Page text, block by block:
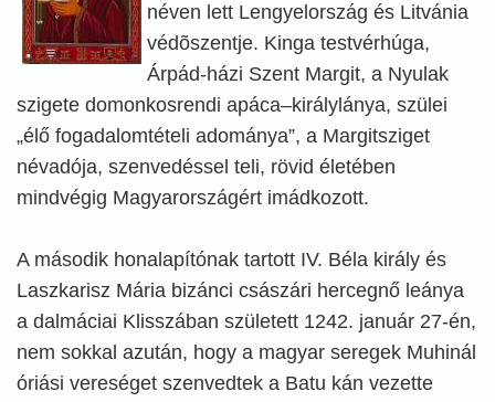
néven lett Lengyelország és Litvánia
védõszentje. Kinga testvérhúga,
Árpád-házi Szent Margit, a Nyulak
szigete domonkosrendi apáca–királylánya, szülei
„élő fogadalomtételi adománya”, a Margitsziget
névadója, szenvedéssel teli, rövid életében
mindvégig Magyarországért imádkozott.
A második honalapítónak tartott IV. Béla király és
Laszkarisz Mária bizánci császári hercegnő leánya
a dalmáciai Klisszában született 1242. január 27-én,
nem sokkal azután, hogy a magyar seregek Muhinál
óriási vereséget szenvedtek a Batu kán vezette